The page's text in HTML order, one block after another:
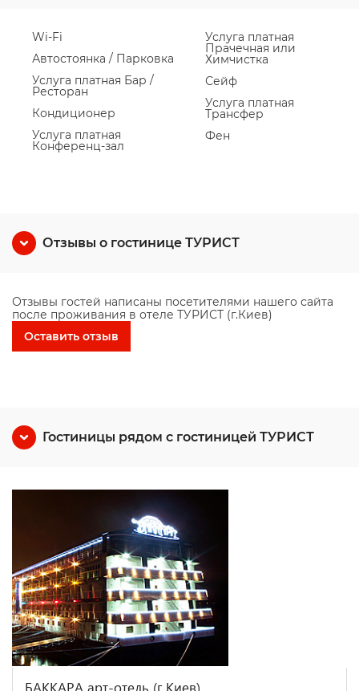
Wi-Fi
Автостоянка / Парковка
Услуга платная Бар /
Ресторан
Кондиционер
Услуга платная
Конференц-зал
Услуга платная
Прачечная или
Химчистка
Сейф
Услуга платная
Трансфер
Фен
Отзывы о гостинице ТУРИСТ
Отзывы гостей написаны посетителями нашего сайта
после проживания в отеле ТУРИСТ (г.Киев)
Оставить отзыв
Гостиницы рядом с гостиницей ТУРИСТ
БАККАРА арт-отель (г.Киев)